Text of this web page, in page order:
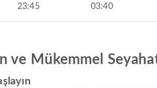
23:45 03:40
ve Mükemmel